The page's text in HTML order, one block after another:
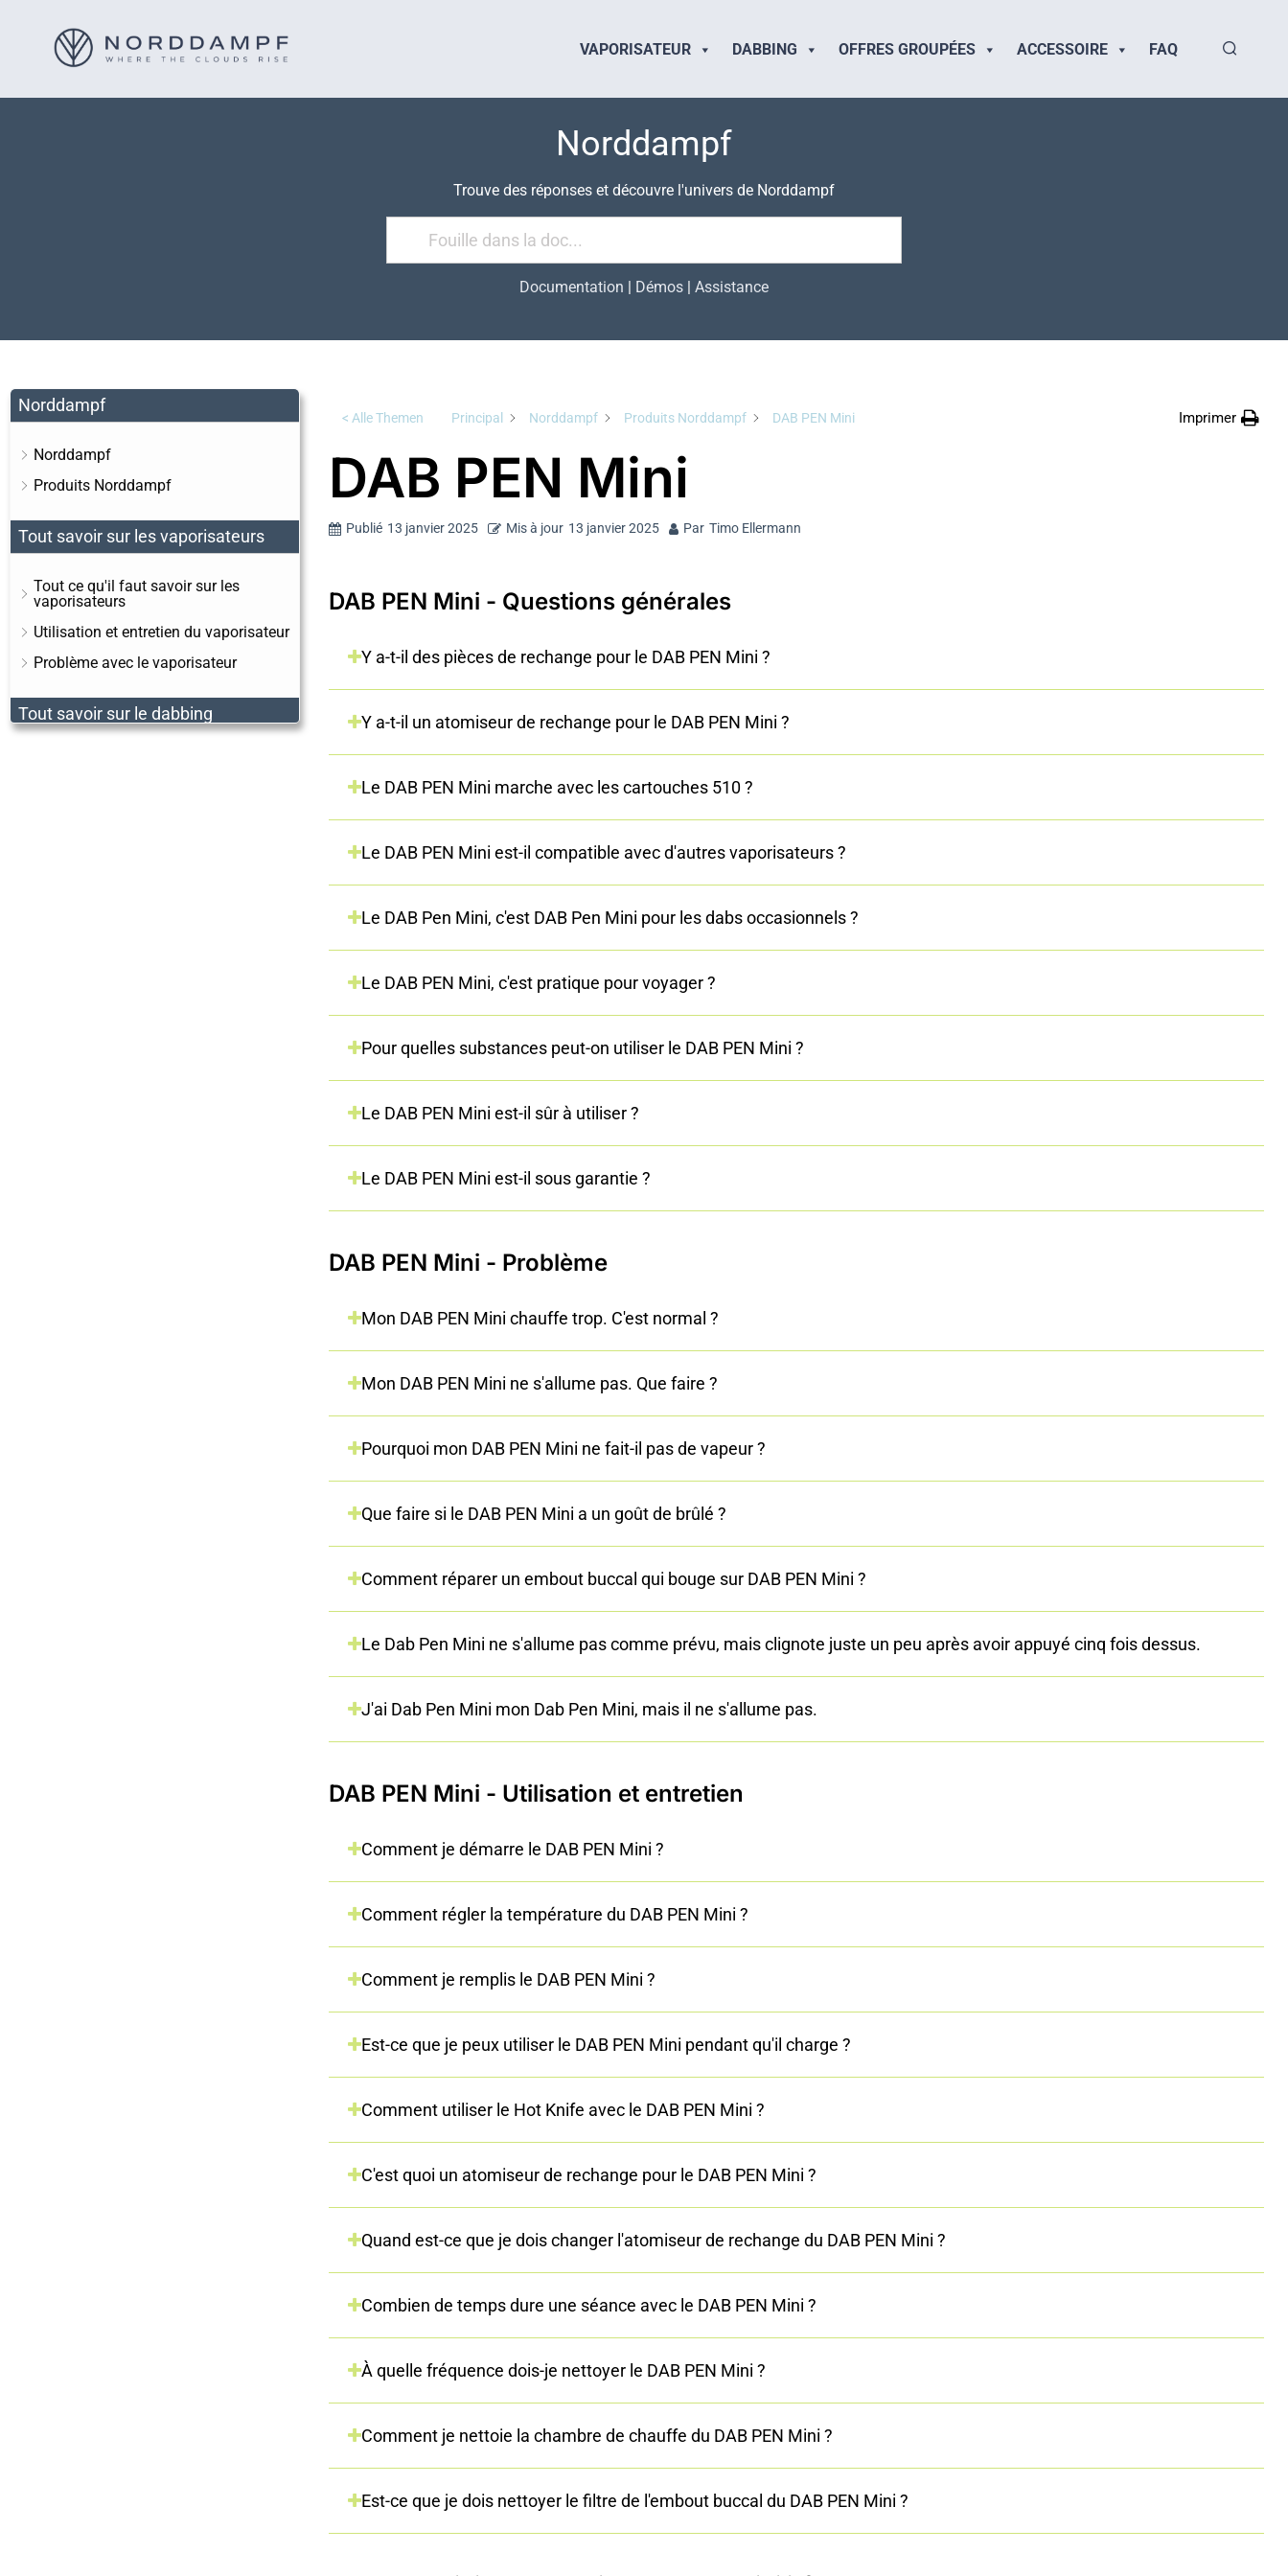
VAPORISATEUR DABBING OFFRES GROUPÉES ACCESSOIRE FAQ
Norddampf
Trouve des réponses et découvre l'univers de Norddampf
Documentation | Démos | Assistance
Norddampf
Norddampf
Produits Norddampf
Tout savoir sur les vaporisateurs
Tout ce qu'il faut savoir sur les
vaporisateurs
Utilisation et entretien du vaporisateur
Problème avec le vaporisateur
Tout savoir sur le dabbing
< Alle Themen Principal Norddampf Produits Norddampf DAB PEN Mini Imprimer
DAB PEN Mini
Publié 13 janvier 2025 Mis à jour 13 janvier 2025 Par Timo Ellermann
DAB PEN Mini - Questions générales
Y a-t-il des pièces de rechange pour le DAB PEN Mini ?
Y a-t-il un atomiseur de rechange pour le DAB PEN Mini ?
Le DAB PEN Mini marche avec les cartouches 510 ?
Le DAB PEN Mini est-il compatible avec d'autres vaporisateurs ?
Le DAB Pen Mini, c'est DAB Pen Mini pour les dabs occasionnels ?
Le DAB PEN Mini, c'est pratique pour voyager ?
Pour quelles substances peut-on utiliser le DAB PEN Mini ?
Le DAB PEN Mini est-il sûr à utiliser ?
Le DAB PEN Mini est-il sous garantie ?
DAB PEN Mini - Problème
Mon DAB PEN Mini chauffe trop. C'est normal ?
Mon DAB PEN Mini ne s'allume pas. Que faire ?
Pourquoi mon DAB PEN Mini ne fait-il pas de vapeur ?
Que faire si le DAB PEN Mini a un goût de brûlé ?
Comment réparer un embout buccal qui bouge sur DAB PEN Mini ?
Le Dab Pen Mini ne s'allume pas comme prévu, mais clignote juste un peu après avoir appuyé cinq fois dessus.
J'ai Dab Pen Mini mon Dab Pen Mini, mais il ne s'allume pas.
DAB PEN Mini - Utilisation et entretien
Comment je démarre le DAB PEN Mini ?
Comment régler la température du DAB PEN Mini ?
Comment je remplis le DAB PEN Mini ?
Est-ce que je peux utiliser le DAB PEN Mini pendant qu'il charge ?
Comment utiliser le Hot Knife avec le DAB PEN Mini ?
C'est quoi un atomiseur de rechange pour le DAB PEN Mini ?
Quand est-ce que je dois changer l'atomiseur de rechange du DAB PEN Mini ?
Combien de temps dure une séance avec le DAB PEN Mini ?
À quelle fréquence dois-je nettoyer le DAB PEN Mini ?
Comment je nettoie la chambre de chauffe du DAB PEN Mini ?
Est-ce que je dois nettoyer le filtre de l'embout buccal du DAB PEN Mini ?